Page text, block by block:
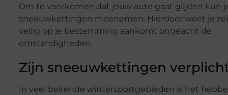
Om te voorkomen dat jouw auto gaat glijden kun
sneeuwkettingen meenemen. Hierdoor weet je
veilig op je bestemming aankomt ongeacht de
omstandigheden.
Zijn sneeuwkettingen
In veel bekende wintersportgebieden is het